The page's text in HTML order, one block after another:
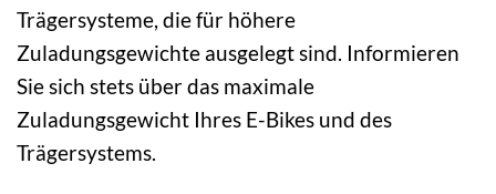
Trägersysteme, die für höhere
Zuladungsgewichte ausgelegt sind. Informieren
Sie sich stets über das maximale
Zuladungsgewicht Ihres E-Bikes und des
Trägersystems.